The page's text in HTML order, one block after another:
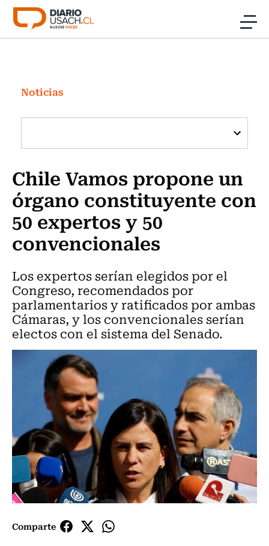
Click acá para ir directamente al contenido
Investigación
Cultura
Programas Radio y TV Usach
Noticias
Chile Vamos propone un
órgano constituyente con
50 expertos y 50
convencionales
Los expertos serían elegidos por el
Congreso, recomendados por
parlamentarios y ratificados por ambas
Cámaras, y los convencionales serían
electos con el sistema del Senado.
Comparte